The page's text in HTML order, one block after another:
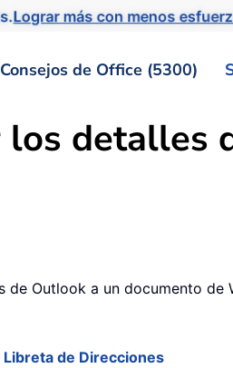
Lograr más con menos
Consejos de Office (5300)
detalles
Outlook a un documento
de Direcciones